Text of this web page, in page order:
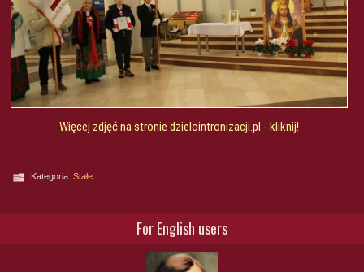
Więcej zdjęć na stronie dzielointronizacji.pl - kliknij!
Kategoria: Stałe
For English users